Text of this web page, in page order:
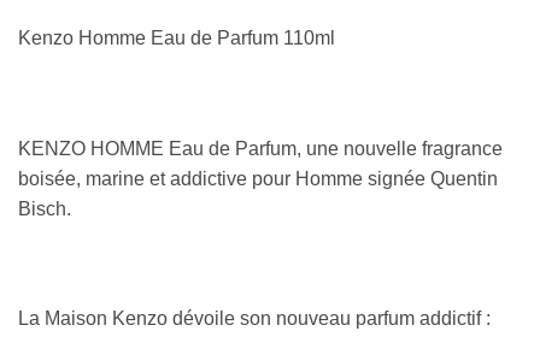
Kenzo Homme Eau de Parfum 110ml
KENZO HOMME Eau de Parfum, une nouvelle fragrance
boisée, marine et addictive pour Homme signée Quentin
Bisch.
La Maison Kenzo dévoile son nouveau parfum addictif :